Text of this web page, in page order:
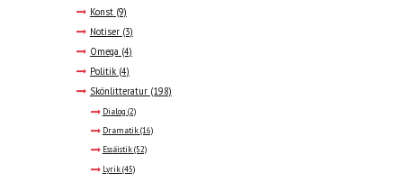
Konst (9)
Notiser (3)
Omega (4)
Politik (4)
Skönlitteratur (198)
Dialog (2)
Dramatik(16)
Essäistik(52)
Lyrik(45)